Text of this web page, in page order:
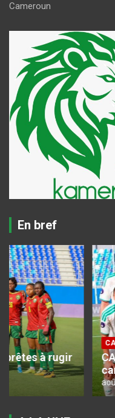
Cameroun
En bref
CAN FEMININE 2026
CAN Féminine
carré
kamerfoot